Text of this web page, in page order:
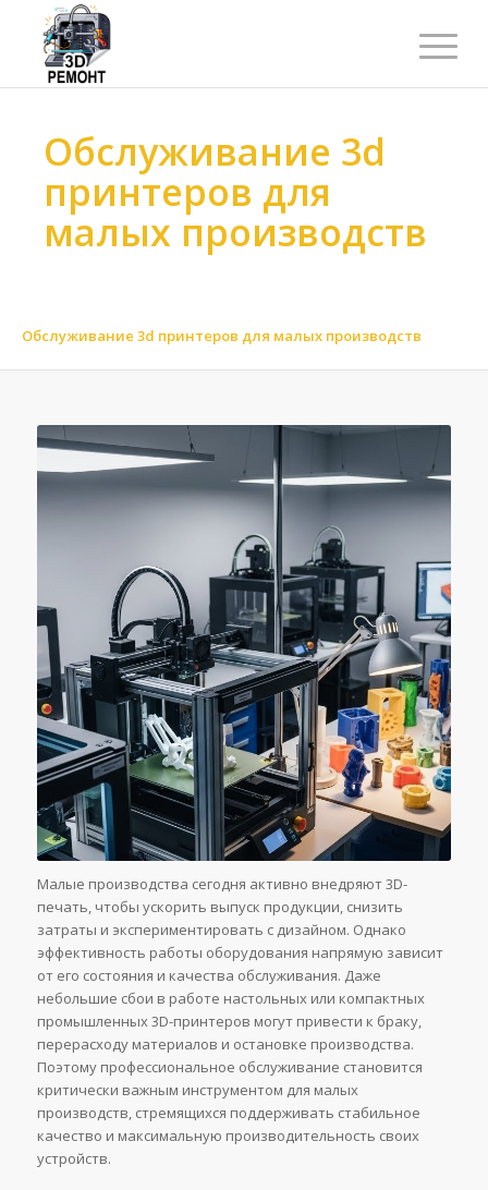
Обслуживание 3d
принтеров для
малых производств
Обслуживание 3d принтеров для малых производств
Малые производства сегодня активно внедряют 3D-
печать, чтобы ускорить выпуск продукции, снизить
затраты и экспериментировать с дизайном. Однако
эффективность работы оборудования напрямую зависит
от его состояния и качества обслуживания. Даже
небольшие сбои в работе настольных или компактных
промышленных 3D-принтеров могут привести к браку,
перерасходу материалов и остановке производства.
Поэтому профессиональное обслуживание становится
критически важным инструментом для малых
производств, стремящихся поддерживать стабильное
качество и максимальную производительность своих
устройств.